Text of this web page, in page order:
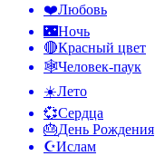
❤️Любовь
🌃Ночь
🔴Красный цвет
🕸️Человек-паук
☀️Лето
💞Сердца
🎂День Рождения
☪️Ислам